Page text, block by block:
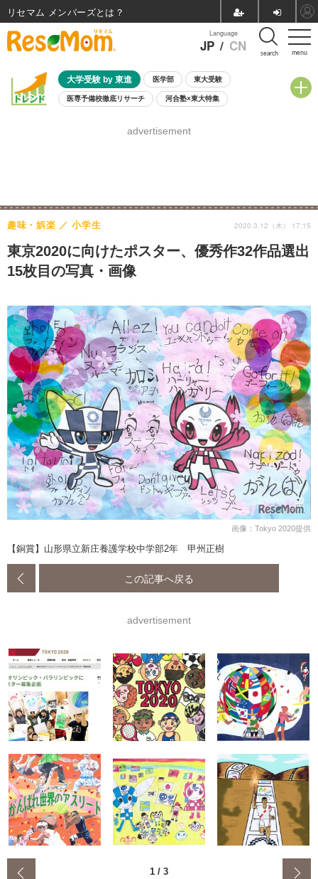
menu
Language
JP / CN search
大学受験 by 東進 医学部 東大受験
医専予備校徹底リサーチ 河合塾×東大特集
8月開催学校説明会・相談会
advertisement
東京2020に向けたポスター、優秀作32作品選出
15枚目の写真・画像
趣味・娯楽 小学生 2020.3.12（木） 17:15
画像：Tokyo 2020提供
【銅賞】山形県立新庄養護学校中学部2年 甲州正樹
この記事へ戻る
advertisement
1 / 3
リセマム メンバーズ